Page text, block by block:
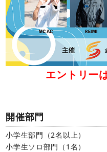
開催部門
小学生部門（2名以上）
小学生ソロ部門（1名）
エントリー